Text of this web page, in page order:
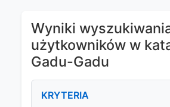
Wyniki
użytkowników w
Gadu-Gadu
KRYTERIA